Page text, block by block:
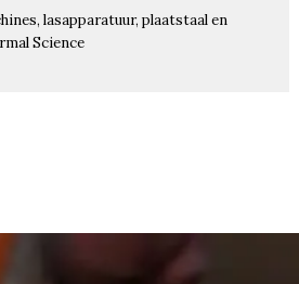
lasapparatuur, plaatstaal en
Science